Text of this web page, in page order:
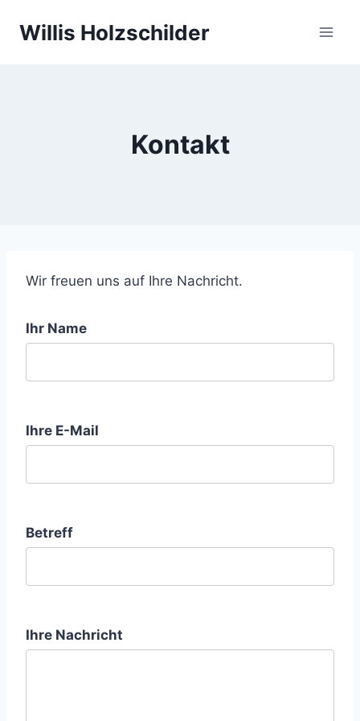
Willis Holzschilder
Kontakt
Wir freuen uns auf Ihre Nachricht.
Ihr Name
Ihre E-Mail
Betreff
Ihre Nachricht